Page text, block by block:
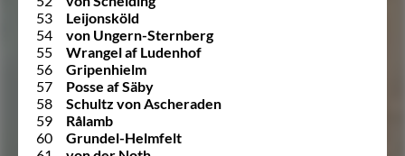
53
Leijonsköld
54
von Ungern-Sternberg
55
Wrangel af Ludenhof
56
Gripenhielm
57
Posse af Säby
58
Schultz von Ascheraden
59
Rålamb
60
Grundel-Helmfelt